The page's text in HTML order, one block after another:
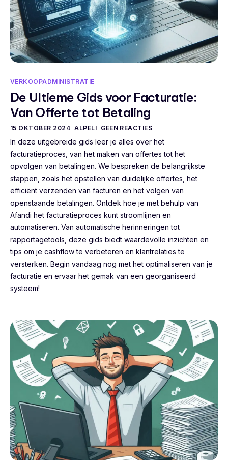
VERKOOPADMINISTRATIE
De Ultieme Gids voor Facturatie:
Van Offerte tot Betaling
15 OKTOBER 2024 ALPELI GEEN REACTIES
In deze uitgebreide gids leer je alles over het
facturatieproces, van het maken van offertes tot het
opvolgen van betalingen. We bespreken de belangrijkste
stappen, zoals het opstellen van duidelijke offertes, het
efficiënt verzenden van facturen en het volgen van
openstaande betalingen. Ontdek hoe je met behulp van
Afandi het facturatieproces kunt stroomlijnen en
automatiseren. Van automatische herinneringen tot
rapportagetools, deze gids biedt waardevolle inzichten en
tips om je cashflow te verbeteren en klantrelaties te
versterken. Begin vandaag nog met het optimaliseren van je
facturatie en ervaar het gemak van een georganiseerd
systeem!